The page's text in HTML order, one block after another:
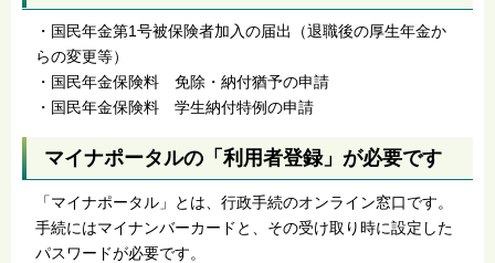
・国民年金第1号被保険者加入の届出（退職後の厚生年金か
らの変更等）
・国民年金保険料 免除・納付猶予の申請
・国民年金保険料 学生納付特例の申請
マイナポータルの「利用者登録」が必要です
「マイナポータル」とは、行政手続のオンライン窓口です。
手続にはマイナンバーカードと、その受け取り時に設定した
パスワードが必要です。